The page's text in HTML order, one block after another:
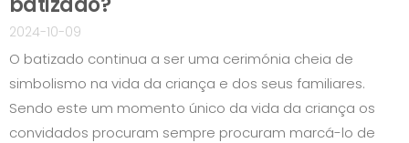
2024-10-09
O batizado continua a ser uma cerimónia cheia de
simbolismo na vida da criança e dos seus familiares.
Sendo este um momento único da vida da criança os
convidados procuram sempre procuram marcá-lo de